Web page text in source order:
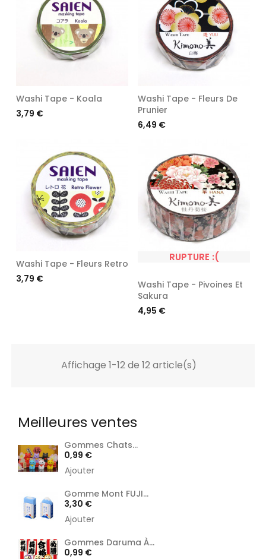
Washi Tape - Koala
Prix
3,79 €
Washi Tape - Fleurs De
Prunier
Prix
6,49 €
Washi Tape - Fleurs Retro
Prix
3,79 €
RUPTURE :(
Washi Tape - Pivoines Et
Sakura
Prix
4,95 €
Affichage 1-12 de 12 article(s)
Meilleures ventes
Gommes Chats...
Prix
0,99 €
Ajouter
Gomme Mont FUJI...
Prix
3,30 €
Ajouter
Gommes Daruma À...
Prix
0,99 €